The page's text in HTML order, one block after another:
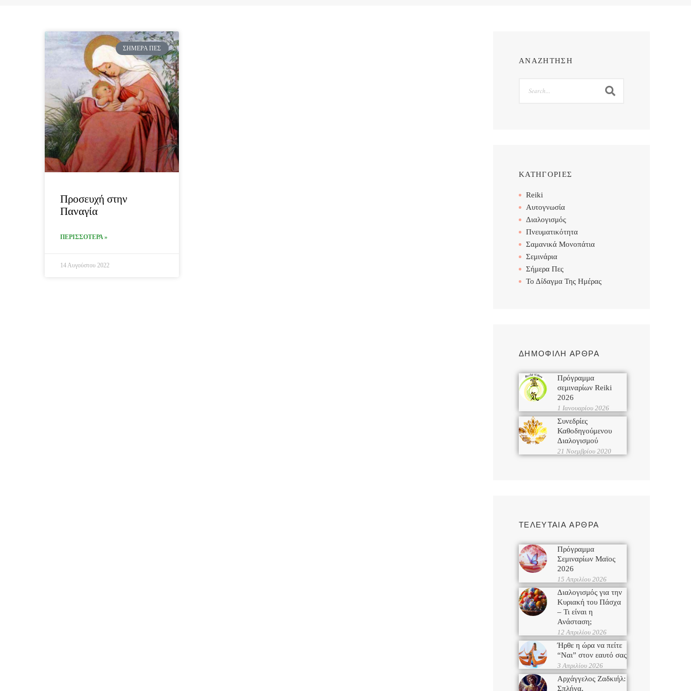
ΣΉΜΕΡΑ ΠΕΣ
Προσευχή στην
Παναγία
ΠΕΡΙΣΣΟΤΕΡΑ »
14 Αυγούστου 2022
ΑΝΑΖΗΤΗΣΗ
ΚΑΤΗΓΟΡΙΕΣ
Reiki
Αυτογνωσία
Διαλογισμός
Πνευματικότητα
Σαμανικά Μονοπάτια
Σεμινάρια
Σήμερα Πες
Το Δίδαγμα Της Ημέρας
ΔΗΜΟΦΙΛΗ ΑΡΘΡΑ
Πρόγραμμα
σεμιναρίων Reiki
2026
1 Ιανουαρίου 2026
Συνεδρίες
Καθοδηγούμενου
Διαλογισμού
21 Νοεμβρίου 2020
ΤΕΛΕΥΤΑΙΑ ΑΡΘΡΑ
Πρόγραμμα
Σεμιναρίων Μαϊος
2026
15 Απριλίου 2026
Διαλογισμός για την
Κυριακή του Πάσχα
– Τι είναι η
Ανάσταση;
12 Απριλίου 2026
Ήρθε η ώρα να πείτε
“Ναι” στον εαυτό σας
3 Απριλίου 2026
Αρχάγγελος Ζαδκιήλ:
Σπλήνα,